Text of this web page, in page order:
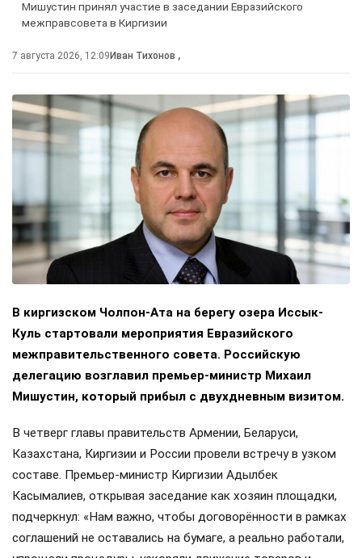
Мишустин принял участие в заседании Евразийского
межправсовета в Киргизии
7 августа 2026, 12:09 Иван Тихонов ,
В киргизском Чолпон-Ата на берегу озера Иссык-
Куль стартовали мероприятия Евразийского
межправительственного совета. Российскую
делегацию возглавил премьер-министр Михаил
Мишустин, который прибыл с двухдневным визитом.
В четверг главы правительств Армении, Беларуси,
Казахстана, Киргизии и России провели встречу в узком
составе. Премьер-министр Киргизии Адылбек
Касымалиев, открывая заседание как хозяин площадки,
подчеркнул: «Нам важно, чтобы договорённости в рамках
соглашений не оставались на бумаге, а реально работали,